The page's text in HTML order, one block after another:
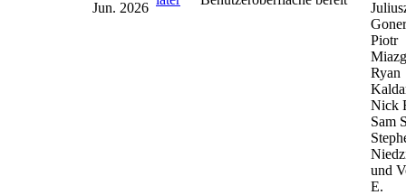
Jun. 2026
Piotr
Ryan
Nick
Sam
und
E.